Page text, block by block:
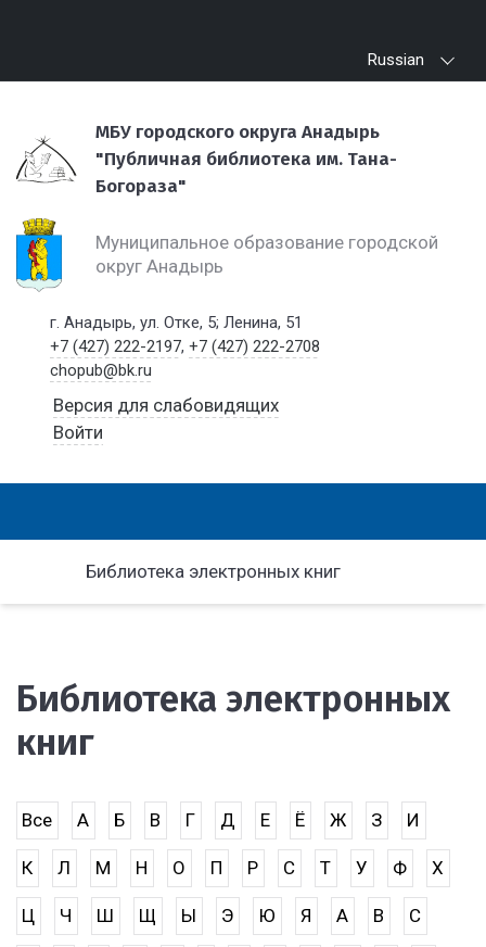
Russian
МБУ городского округа Анадырь
"Публичная библиотека им. Тана-
Богораза"
Муниципальное образование городской
округ Анадырь
г. Анадырь, ул. Отке, 5; Ленина, 51
+7 (427) 222-2197,+7 (427) 222-2708
chopub@bk.ru
Версия для слабовидящих
Войти
Библиотека электронных книг
Библиотека электронных
книг
Все А Б В Г Д Е Ё Ж З И
К Л М Н О П Р С Т У Ф Х
Ц Ч Ш Щ Ы Э Ю Я A B C